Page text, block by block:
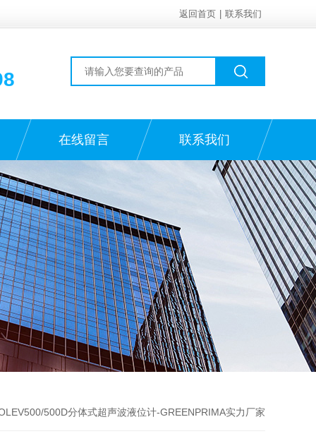
返回首页 联系我们
在线留言 联系我们
500D分体式超声波液位计-GREENPRIMA实力厂家